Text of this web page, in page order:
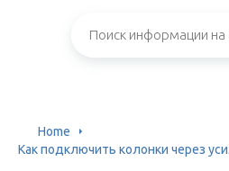
Home
Как подключить колонки через